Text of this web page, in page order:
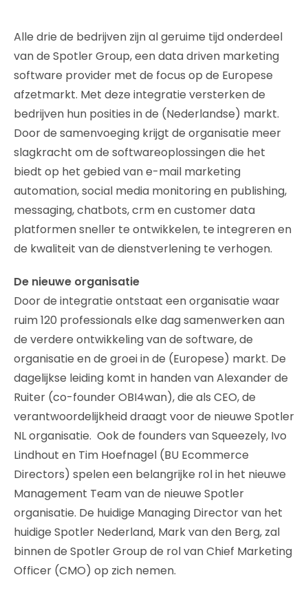
Alle drie de bedrijven zijn al geruime tijd onderdeel
van de Spotler Group, een data driven marketing
software provider met de focus op de Europese
afzetmarkt. Met deze integratie versterken de
bedrijven hun posities in de (Nederlandse) markt.
Door de samenvoeging krijgt de organisatie meer
slagkracht om de softwareoplossingen die het
biedt op het gebied van e-mail marketing
automation, social media monitoring en publishing,
messaging, chatbots, crm en customer data
platformen sneller te ontwikkelen, te integreren en
de kwaliteit van de dienstverlening te verhogen.
De nieuwe organisatie
Door de integratie ontstaat een organisatie waar
ruim 120 professionals elke dag samenwerken aan
de verdere ontwikkeling van de software, de
organisatie en de groei in de (Europese) markt. De
dagelijkse leiding komt in handen van Alexander de
Ruiter (co-founder OBI4wan), die als CEO, de
verantwoordelijkheid draagt voor de nieuwe Spotler
NL organisatie. Ook de founders van Squeezely, Ivo
Lindhout en Tim Hoefnagel (BU Ecommerce
Directors) spelen een belangrijke rol in het nieuwe
Management Team van de nieuwe Spotler
organisatie. De huidige Managing Director van het
huidige Spotler Nederland, Mark van den Berg, zal
binnen de Spotler Group de rol van Chief Marketing
Officer (CMO) op zich nemen.